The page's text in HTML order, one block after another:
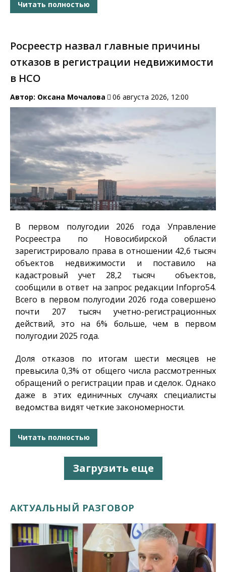
Читать полностью
Росреестр назвал главные причины
отказов в регистрации недвижимости
в НСО
Автор: Оксана Мочалова 06 августа 2026, 12:00
В первом полугодии 2026 года Управление
Росреестра по Новосибирской области
зарегистрировало права в отношении 42,6 тысяч
объектов недвижимости и поставило на
кадастровый учет 28,2 тысяч объектов,
сообщили в ответ на запрос редакции Infopro54.
Всего в первом полугодии 2026 года совершено
почти 207 тысяч учетно-регистрационных
действий, это на 6% больше, чем в первом
полугодии 2025 года.
Доля отказов по итогам шести месяцев не
превысила 0,3% от общего числа рассмотренных
обращений о регистрации прав и сделок. Однако
даже в этих единичных случаях специалисты
ведомства видят четкие закономерности.
Читать полностью
Загрузить еще
АКТУАЛЬНЫЙ РАЗГОВОР